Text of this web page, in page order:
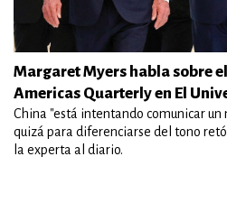
Margaret Myers habla sobre
Americas Quarterly en El
China "está intentando comunicar un
quizá para diferenciarse del tono
la experta al diario.